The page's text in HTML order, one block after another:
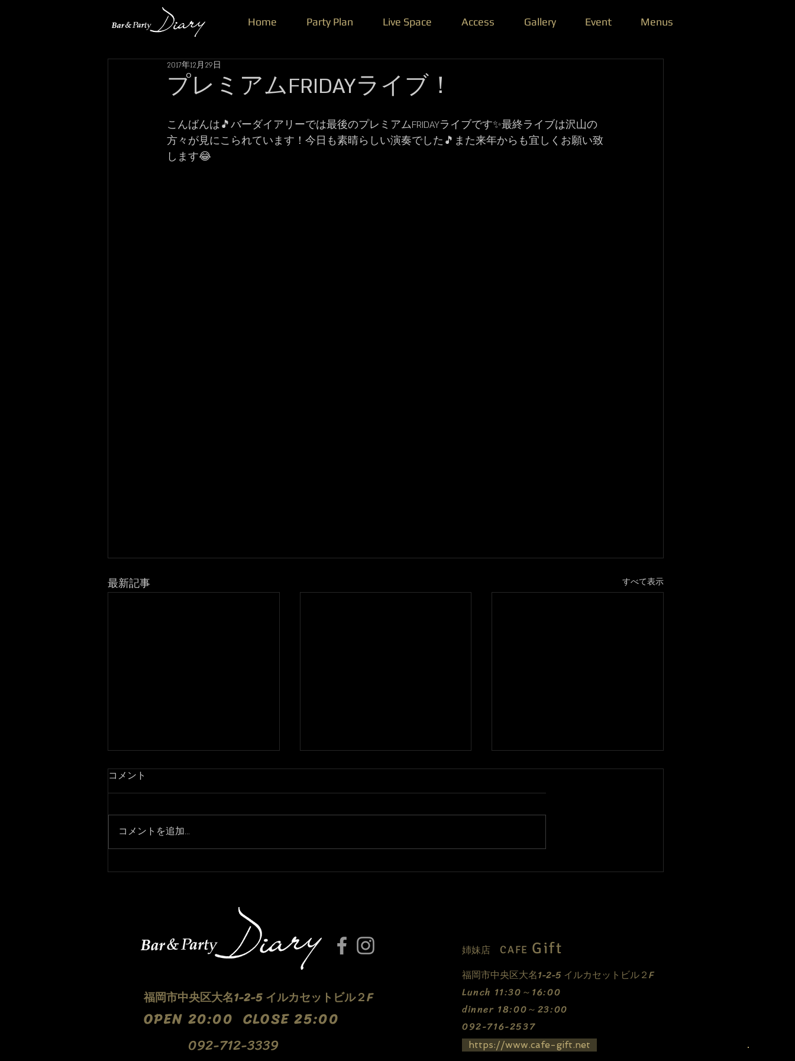
Home Party Plan Live Space Access Gallery Event Menus
プレミアムFRIDAYライブ！
2017年12月29日
こんばんは🎵バーダイアリーでは最後のプレミアムFRIDAYライブです✨最終ライブは沢山の
方々が見にこられています！今日も素晴らしい演奏でした🎵また来年からも宜しくお願い致
します😂
最新記事 すべて表示
Bonさんのライブを行いまし
コメント
コメントを追加…
福岡市中央区大名1-2-5 イルカセットビル２F
​OPEN 20:00 CLOSE 25:00
092-712-3339
​姉妹店 CAFE Gift
福岡市中央区大名1-2-5 イルカセットビル２F
​Lunch 11:30～16:00
dinner 18:00～23:00
​092-716-2537
https://www.cafe-gift.net